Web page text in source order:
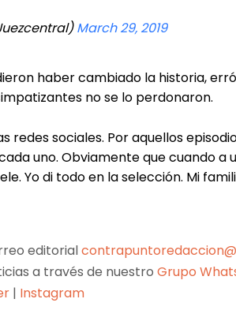
March 29, 2019
haber cambiado la historia,
no se lo perdonaron.
redes sociales. Por aquellos
uno. Obviamente que cuando a
Yo di todo en la selección. Mi
editorial
a través de nuestroGrupo
| Instagram